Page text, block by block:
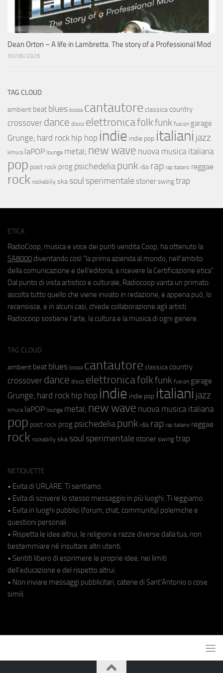
Dean Orton – A life in Lambretta. The story of a Professional Mod
30/06/2026
TAG CLOUD
ambient beat blues bossa cantautore classica country
crossover dance disco elettronicafolkfunk fusion garage
Grunge; hard rock hip hop indie indie pop italiani jazz
kimura laPOP lounge metal; new wave nuova musica italiana
pop post rock prog psichedeliapunk r&b rap rap italiano reggae
rock rockabilly ska soul sperimentale stoner swing trap
ETICA
RadioCoop, musica e voce dei punti vendita Coop, ha ottenuto la
SA8000 diventando così "la prima azienda al mondo, nell'ambito
della comunicazione e dell'editoria, a ricevere la Certificazione etica".
Dal punto di vista artistico e culturale, Radiocoop vanta un primato:
ascolta tutto quello che viene inviato in redazione, e appena può, lo
recensisce, e in alcuni casi, chiede collaborazione agli artisti.
Radiocoop sostiene l'arte, la cultura e la musica di ogni genere.
TAG CLOUD
ambient beat blues bossa cantautore classica country
crossover dance disco elettronicafolkfunk fusion garage
Grunge; hard rock hip hop indie indie pop italiani jazz
kimura laPOP lounge metal; new wave nuova musica italiana
pop post rock prog psichedeliapunk r&b rap rap italiano reggae
rock rockabilly ska soul sperimentale stoner swing trap
NETIQUETTE
• Evita di URLARE. Ti sentiamo.
• Evita di scrivere lo stesso messaggio in più luoghi. Ti leggiamo.
• Evita in luoghi pubblici (forum, chat, community) polemiche e
questioni personali.
• Rispetta le idee altrui, le religioni e razze diverse dalla tua, non
bestemmiare né insultare altri utenti.
• Sentiti libero di esprimere le proprie idee, nei limiti
dell'educazione e del rispetto altrui.
• Non inviare messaggi pubblicitari, catene di Sant'Antonio o cose
simili.